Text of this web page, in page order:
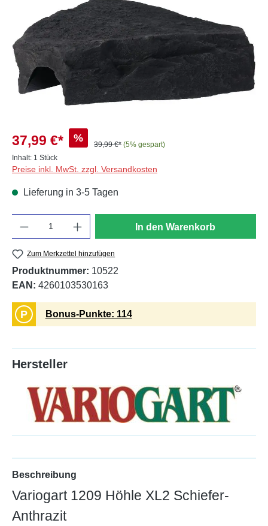
37,99 €* %
39,99 €* (5% gespart)
Inhalt: 1 Stück
Preise inkl. MwSt. zzgl. Versandkosten
Lieferung in 3-5 Tagen
In den Warenkorb
Zum Merkzettel hinzufügen
Produktnummer: 10522
EAN: 4260103530163
P Bonus-Punkte: 114
Hersteller
Beschreibung
Variogart 1209 Höhle XL2 Schiefer-
Anthrazit